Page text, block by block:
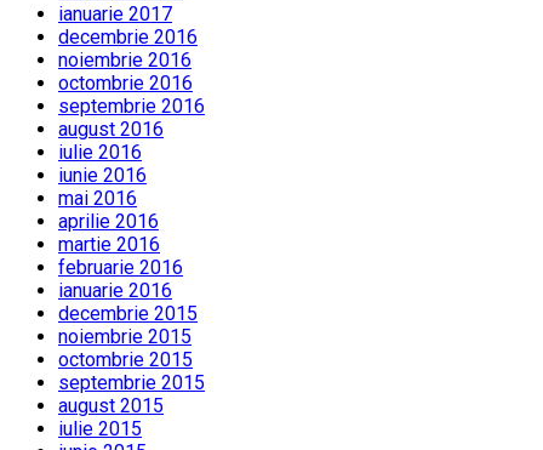
ianuarie 2017
decembrie 2016
noiembrie 2016
octombrie 2016
septembrie 2016
august 2016
iulie 2016
iunie 2016
mai 2016
aprilie 2016
martie 2016
februarie 2016
ianuarie 2016
decembrie 2015
noiembrie 2015
octombrie 2015
septembrie 2015
august 2015
iulie 2015